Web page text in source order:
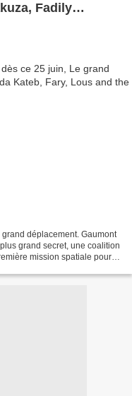
Fadily
déplacement. Gaumont
grand secret, une coalition
mission spatiale pour